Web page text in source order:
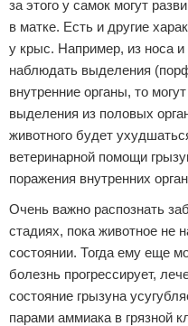
за этого у самок могут
в матке. Есть и другие
у крыс. Например, из носа и
наблюдать выделения
внутренние органы, то
выделения из половых
животного будет
ветеринарной помощи
поражения внутренних
Очень важно распознать
стадиях, пока животное не
состоянии. Тогда ему еще
болезнь прогрессирует,
состояние грызуна
парами аммиака в грязной